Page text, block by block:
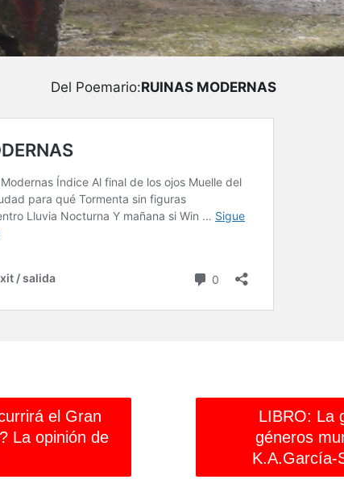
Del Poemario:RUINAS MODERNAS
el Gran
La opinión de
LIBRO: La
géneros
K.A.García-